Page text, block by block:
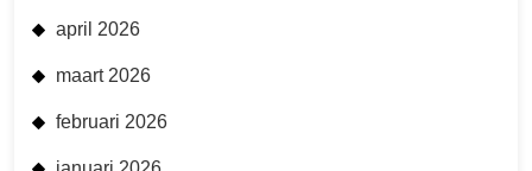
april 2026
maart 2026
februari 2026